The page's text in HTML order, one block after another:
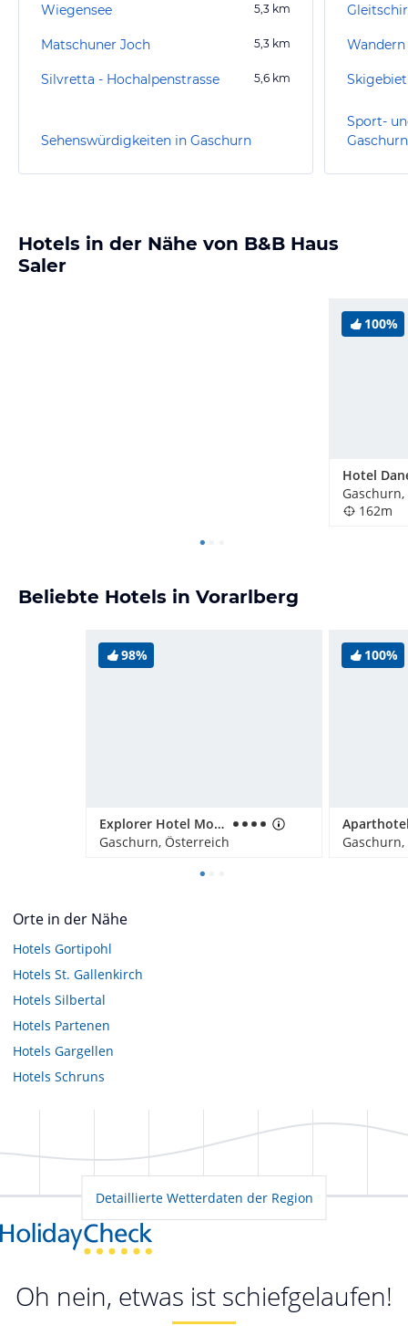
Wiegensee 5,3 km
Matschuner Joch 5,3 km
Silvretta - Hochalpenstrasse 5,6 km
Sehenswürdigkeiten in Gaschurn
Sport-
Gaschurn
Hotels in der Nähe von B&B Haus
Saler
100%
Hotel
162m
Beliebte Hotels in Vorarlberg
98%
Explorer Hotel Montafon
Gaschurn, Österreich
100%
Orte in der Nähe
Hotels Gortipohl
Hotels St. Gallenkirch
Hotels Silbertal
Hotels Partenen
Hotels Gargellen
Hotels Schruns
Detaillierte Wetterdaten der Region
Oh nein, etwas ist schiefgelaufen!